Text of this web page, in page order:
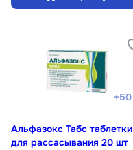
+50
Альфазокс Табс таблетки
для рассасывания 20 шт